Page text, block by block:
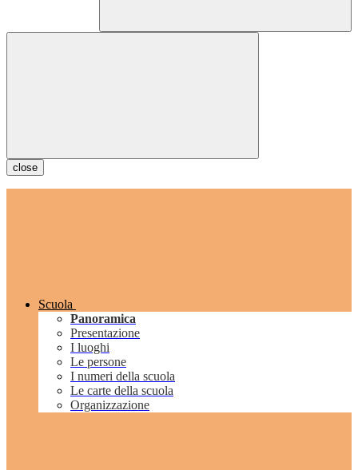
close
Scuola
Panoramica
Presentazione
I luoghi
Le persone
I numeri della scuola
Le carte della scuola
Organizzazione